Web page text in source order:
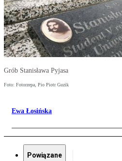
Grób Stanisława Pyjasa
Foto: Fotorzepa, Pio Piotr Guzik
Ewa Łosińska
Powiązane